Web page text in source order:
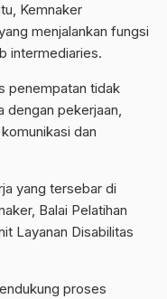
Kemnaker
menjalankan fungsi
intermediaries.
penempatan tidak
dengan pekerjaan,
dan
yang tersebar di
Balai Pelatihan
Layanan Disabilitas
proses